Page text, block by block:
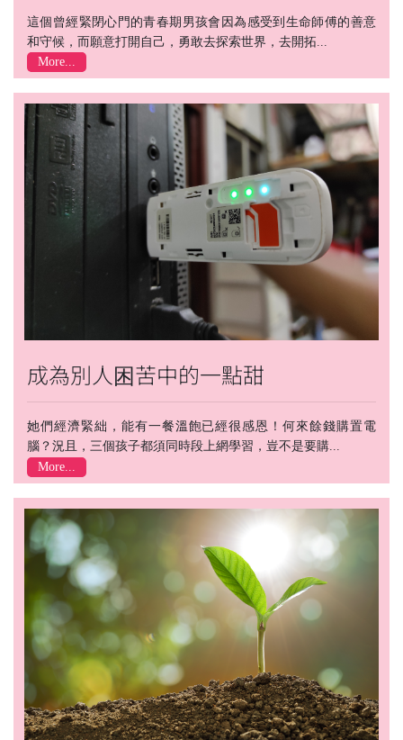
這個曾經緊閉心門的青春期男孩會因為感受到生命師傅的善意
和守候，而願意打開自己，勇敢去探索世界，去開拓...
More...
成為別人困苦中的一點甜
她們經濟緊絀，能有一餐溫飽已經很感恩！何來餘錢購置電
腦？況且，三個孩子都須同時段上網學習，豈不是要購...
More...